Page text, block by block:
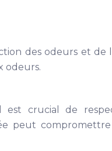
des odeurs et de
odeurs.
est crucial de
peut